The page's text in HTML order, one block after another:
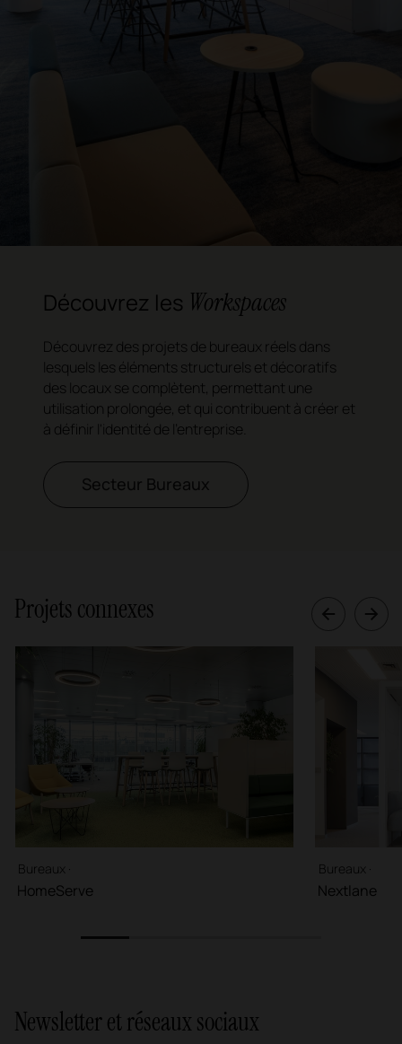
Découvrez les Workspaces
Découvrez des projets de bureaux réels dans
lesquels les éléments structurels et décoratifs
des locaux se complètent, permettant une
utilisation prolongée, et qui contribuent à créer et
à définir l'identité de l'entreprise.
Secteur Bureaux
Projets connexes
Bureaux ·
HomeServe
Bureaux ·
Nextlane
Newsletter et réseaux sociaux